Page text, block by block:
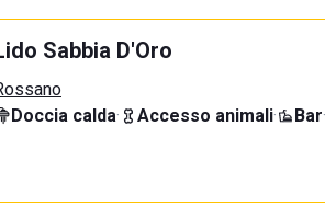
Sabbia D'Oro
Doccia calda· Accesso animali· Bar·